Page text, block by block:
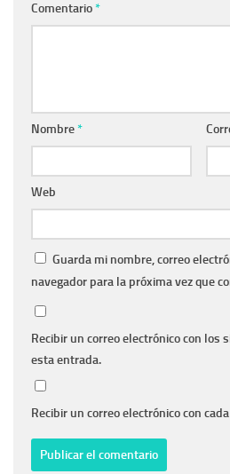
Comentario*
Nombre*
Web
Guarda mi nombre, correo
navegador para la próxima vez que
Recibir un correo electrónico con los
esta entrada.
Recibir un correo electrónico con